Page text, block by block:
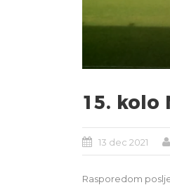
15. kolo
13 dec 2021
Rasporedom